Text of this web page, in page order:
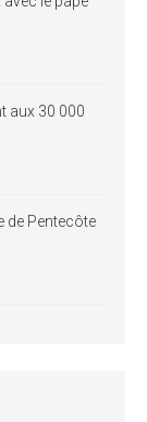
aux 30 000
de Pentecôte